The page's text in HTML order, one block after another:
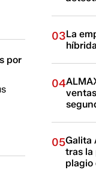
por
03La
04
05Galita
tras la
plagio